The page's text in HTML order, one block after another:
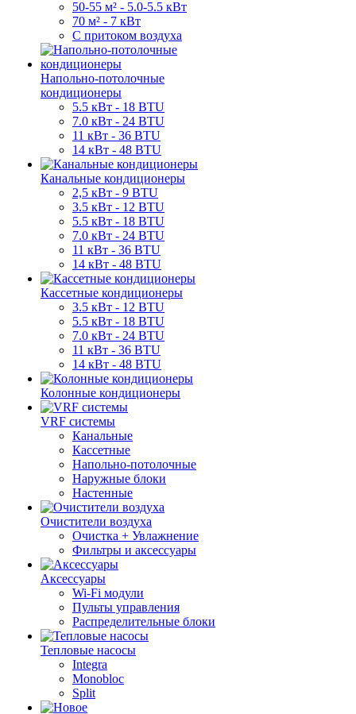
50-55 м² - 5.0-5.5 кВт
70 м² - 7 кВт
С притоком воздуха
Напольно-потолочные
кондиционеры
5.5 кВт - 18 BTU
7.0 кВт - 24 BTU
11 кВт - 36 BTU
14 кВт - 48 BTU
Канальные кондиционеры
2,5 кВт - 9 BTU
3.5 кВт - 12 BTU
5.5 кВт - 18 BTU
7.0 кВт - 24 BTU
11 кВт - 36 BTU
14 кВт - 48 BTU
Кассетные кондиционеры
3.5 кВт - 12 BTU
5.5 кВт - 18 BTU
7.0 кВт - 24 BTU
11 кВт - 36 BTU
14 кВт - 48 BTU
Колонные кондиционеры
VRF системы
Канальные
Кассетные
Напольно-потолочные
Наружные блоки
Настенные
Очистители воздуха
Очистка + Увлажнение
Фильтры и аксессуары
Аксессуары
Wi-Fi модули
Пульты управления
Распределительные блоки
Тепловые насосы
Integra
Monobloc
Split